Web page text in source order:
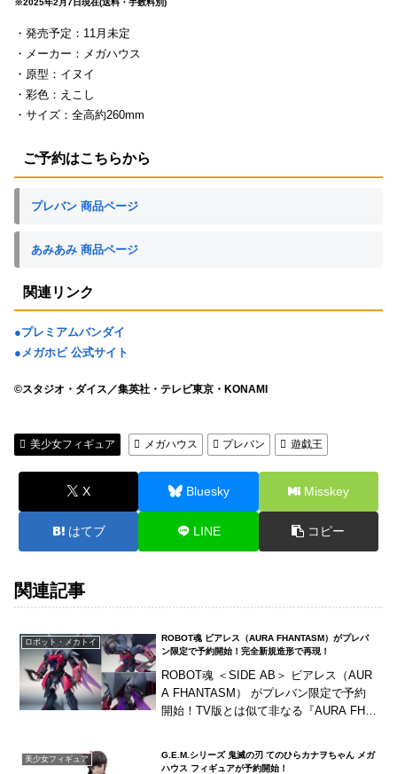
※2025年2月7日現在(送料・手数料別)
・発売予定：11月未定
・メーカー：メガハウス
・原型：イヌイ
・彩色：えこし
・サイズ：全高約260mm
ご予約はこちらから
プレバン 商品ページ
あみあみ 商品ページ
関連リンク
●プレミアムバンダイ
●メガホビ 公式サイト
©スタジオ・ダイス／集英社・テレビ東京・KONAMI
美少女フィギュア メガハウス プレバン 遊戯王
X Bluesky Misskey
はてブ LINE コピー
関連記事
ロボット・メカトイ
ROBOT魂 ビアレス（AURA FHANTASM）がプレバ
ン限定で予約開始！完全新規造形で再現！
ROBOT魂 ＜SIDE AB＞ ビアレス（AUR
A FHANTASM） がプレバン限定で予約
開始！TV版とは似て非なる『AURA FHA
美少女フィギュア
G.E.M.シリーズ 鬼滅の刃 てのひらカナヲちゃん メガ
ハウス フィギュアが予約開始！